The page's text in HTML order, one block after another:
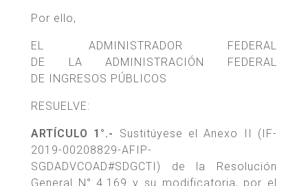
Por ello,
EL ADMINISTRADOR FEDERAL
DE LA ADMINISTRACIÓN FEDERAL
DE INGRESOS PÚBLICOS
RESUELVE:
ARTÍCULO 1°.-
Sustitúyese el Anexo II (IF-
2019-00208829-AFIP-
SGDADVCOAD#SDGCTI) de la Resolución
General N° 4.169 y su modificatoria, por el